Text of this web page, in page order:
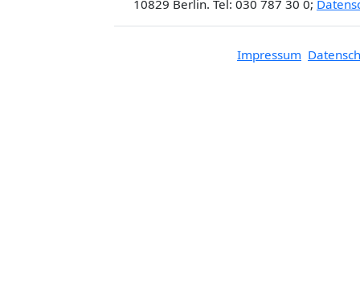
10829 Berlin. Tel: 030 787 30 0;
Impressum